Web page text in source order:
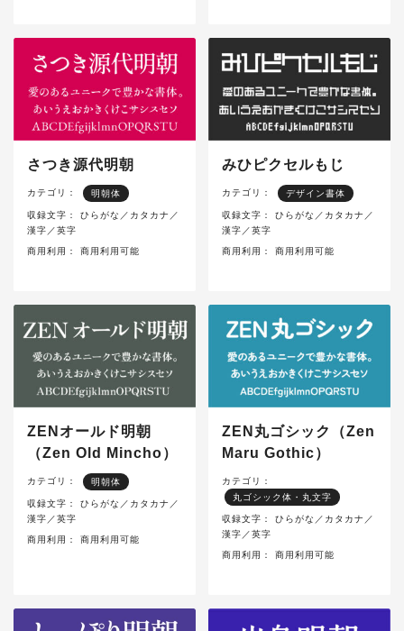
さつき源代明朝
カテゴリ： 明朝体
収録文字：
ひらがな／カタカナ／
漢字／英字
商用利用： 商用利用可能
みひピクセルもじ
カテゴリ： デザイン書体
収録文字：
ひらがな／カタカナ／
漢字／英字
商用利用： 商用利用可能
ZENオールド明朝
（Zen Old Mincho）
カテゴリ： 明朝体
収録文字：
ひらがな／カタカナ／
漢字／英字
商用利用： 商用利用可能
ZEN丸ゴシック（Zen
Maru Gothic）
カテゴリ：
丸ゴシック体・丸文字
収録文字：
ひらがな／カタカナ／
漢字／英字
商用利用： 商用利用可能